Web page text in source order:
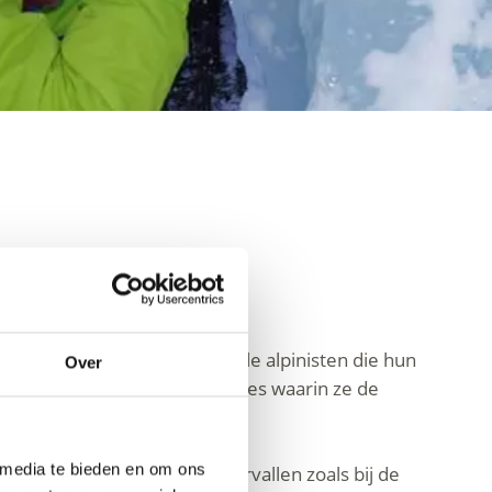
Over
te bieden en om ons
aan professionele alpinisten die hun
beginners talrijke toplocaties waarin ze de
de door ijs bevroren watervallen zoals bij de